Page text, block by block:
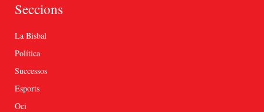
Seccions
La Bisbal
Política
Successos
Esports
Oci